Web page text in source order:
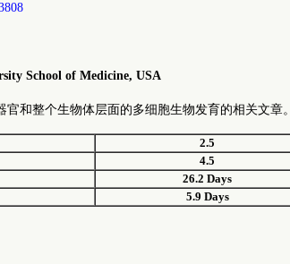
School of Medicine, USA
和整个生物体层面的多细胞生物发育的相关文章。
2.5
4.5
26.2 Days
5.9 Days